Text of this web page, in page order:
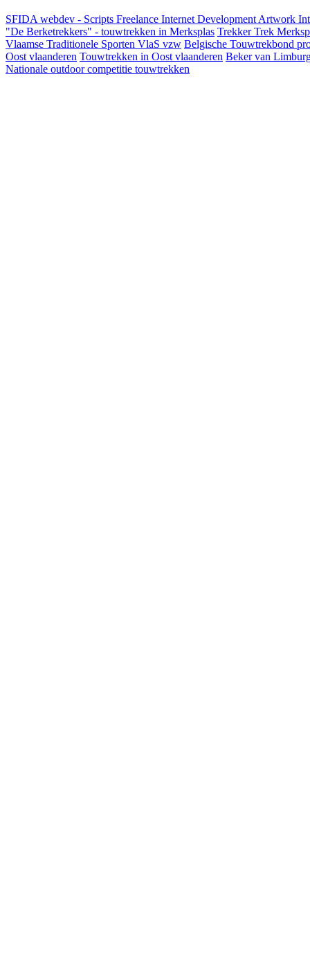
SFIDA webdev - Scripts Freelance Internet Development Artwork
"De Berketrekkers" - touwtrekken in Merksplas Trekker Trek
Vlaamse Traditionele Sporten VlaS vzw Belgische Touwtrekbond
Oost vlaanderen Touwtrekken in Oost vlaanderen Beker van
Nationale outdoor competitie touwtrekken